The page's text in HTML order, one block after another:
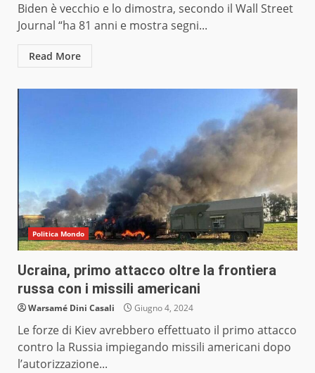
Biden è vecchio e lo dimostra, secondo il Wall Street
Journal “ha 81 anni e mostra segni...
Read More
Politica Mondo
Ucraina, primo attacco oltre la frontiera
russa con i missili americani
Warsamé Dini Casali Giugno 4, 2024
Le forze di Kiev avrebbero effettuato il primo attacco
contro la Russia impiegando missili americani dopo
l’autorizzazione...